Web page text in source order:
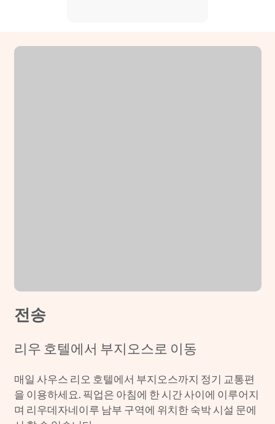
전송
리우 호텔에서 부지오스로 이동
매일 사우스 리오 호텔에서 부지오스까지 정기 교통편
을 이용하세요. 픽업은 아침에 한 시간 사이에 이루어지
며 리우데자네이루 남부 구역에 위치한 숙박 시설 문에